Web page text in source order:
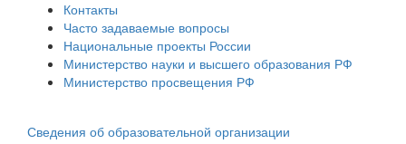
Контакты
Часто задаваемые вопросы
Национальные проекты России
Министерство науки и высшего образования РФ
Министерство просвещения РФ
Сведения об образовательной организации